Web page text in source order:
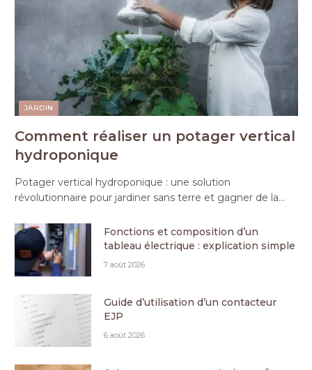
JARDIN
Comment réaliser un potager vertical
hydroponique
Potager vertical hydroponique : une solution
révolutionnaire pour jardiner sans terre et gagner de la…
Fonctions et composition d’un
tableau électrique : explication simple
7 août 2026
Guide d’utilisation d’un contacteur
EJP
6 août 2026